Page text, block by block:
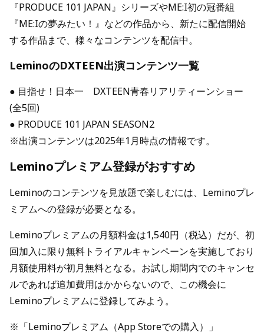
『PRODUCE 101 JAPAN』シリーズやME:I初の冠番組
『ME:Iの夢みたい！』などの作品から、新たに配信開始
する作品まで、様々なコンテンツを配信中。
LeminoのDXTEEN出演コンテンツ一覧
● 目指せ！日本一 DXTEEN青春リアリティーンショー
(全5回)
● PRODUCE 101 JAPAN SEASON2
※出演コンテンツは2025年1月時点の情報です。
Leminoプレミアム登録がおすすめ
Leminoのコンテンツを見放題で楽しむには、Leminoプレ
ミアムへの登録が必要となる。
Leminoプレミアムの月額料金は1,540円（税込）だが、初
回加入に限り無料トライアルキャンペーンを実施しており
月額使用料が初月無料となる。お試し期間内でのキャンセ
ルであれば追加費用はかからないので、この機会に
Leminoプレミアムに登録してみよう。
※「Leminoプレミアム（App Storeでの購入）」